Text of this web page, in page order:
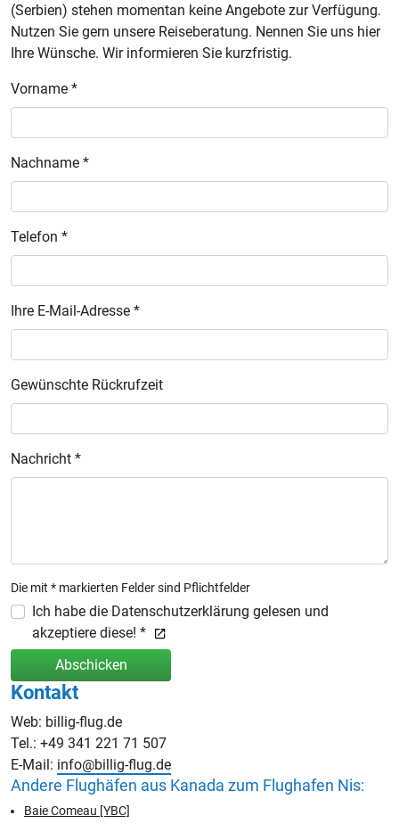
(Serbien) stehen momentan keine Angebote zur Verfügung.
Nutzen Sie gern unsere Reiseberatung. Nennen Sie uns hier
Ihre Wünsche. Wir informieren Sie kurzfristig.
Vorname *
Nachname *
Telefon *
Ihre E-Mail-Adresse *
Gewünschte Rückrufzeit
Nachricht *
Die mit * markierten Felder sind Pflichtfelder
Ich habe die Datenschutzerklärung gelesen und
akzeptiere diese! *
Abschicken
Kontakt
Web: billig-flug.de
Tel.: +49 341 221 71 507
E-Mail: info@billig-flug.de
Andere Flughäfen aus Kanada zum Flughafen Nis:
Baie Comeau [YBC]